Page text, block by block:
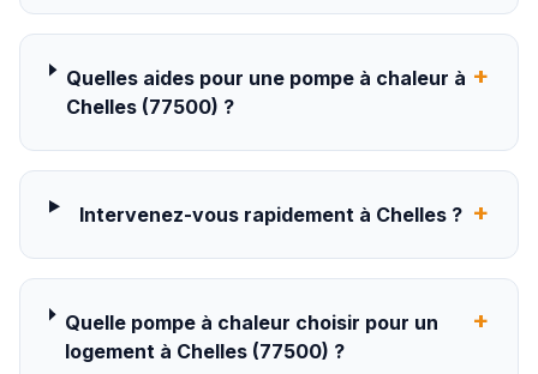
Quelles aides pour une pompe à chaleur à
Chelles (77500) ?
+
Intervenez-vous rapidement à Chelles ? +
Quelle pompe à chaleur choisir pour un
logement à Chelles (77500) ?
+